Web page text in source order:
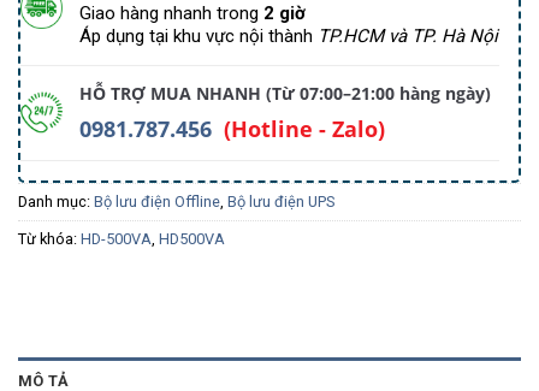
Giao hàng nhanh trong 2 giờ
Áp dụng tại khu vực nội thành TP.HCM và TP. Hà Nội
HỖ TRỢ MUA NHANH (Từ 07:00–21:00 hàng ngày)
0981.787.456 (Hotline - Zalo)
Danh mục: Bộ lưu điện Offline, Bộ lưu điện UPS
Từ khóa: HD-500VA, HD500VA
MÔ TẢ